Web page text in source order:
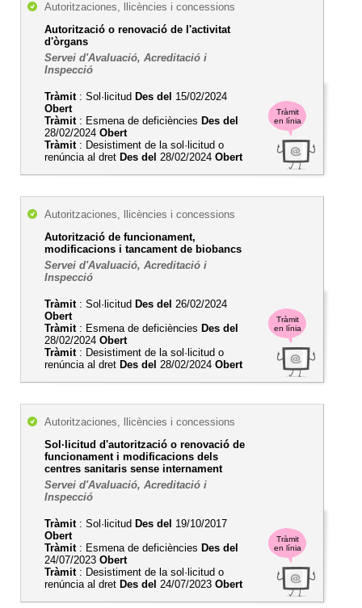
Tràmit
en línia
Autoritzaciones, llicències i concessions
Autorització o renovació de l'activitat
d'òrgans
Servei d'Avaluació, Acreditació i
Inspecció
Tràmit: Sol·licitud Des del 15/02/2024
Obert
Tràmit: Esmena de deficiències Des del
28/02/2024 Obert
Tràmit: Desistiment de la sol·licitud o
renúncia al dret Des del 28/02/2024 Obert
Tràmit
en línia
Autoritzaciones, llicències i concessions
Autorització de funcionament,
modificacions i tancament de biobancs
Servei d'Avaluació, Acreditació i
Inspecció
Tràmit: Sol·licitud Des del 26/02/2024
Obert
Tràmit: Esmena de deficiències Des del
28/02/2024 Obert
Tràmit: Desistiment de la sol·licitud o
renúncia al dret Des del 28/02/2024 Obert
Tràmit
en línia
Autoritzaciones, llicències i concessions
Sol·licitud d'autorització o renovació de
funcionament i modificacions dels
centres sanitaris sense internament
Servei d'Avaluació, Acreditació i
Inspecció
Tràmit: Sol·licitud Des del 19/10/2017
Obert
Tràmit: Esmena de deficiències Des del
24/07/2023 Obert
Tràmit: Desistiment de la sol·licitud o
renúncia al dret Des del 24/07/2023 Obert